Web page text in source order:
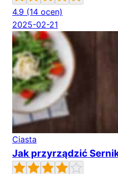
4.9 (14 ocen)
2025-02-21
Ciasta
Jak przyrządzić